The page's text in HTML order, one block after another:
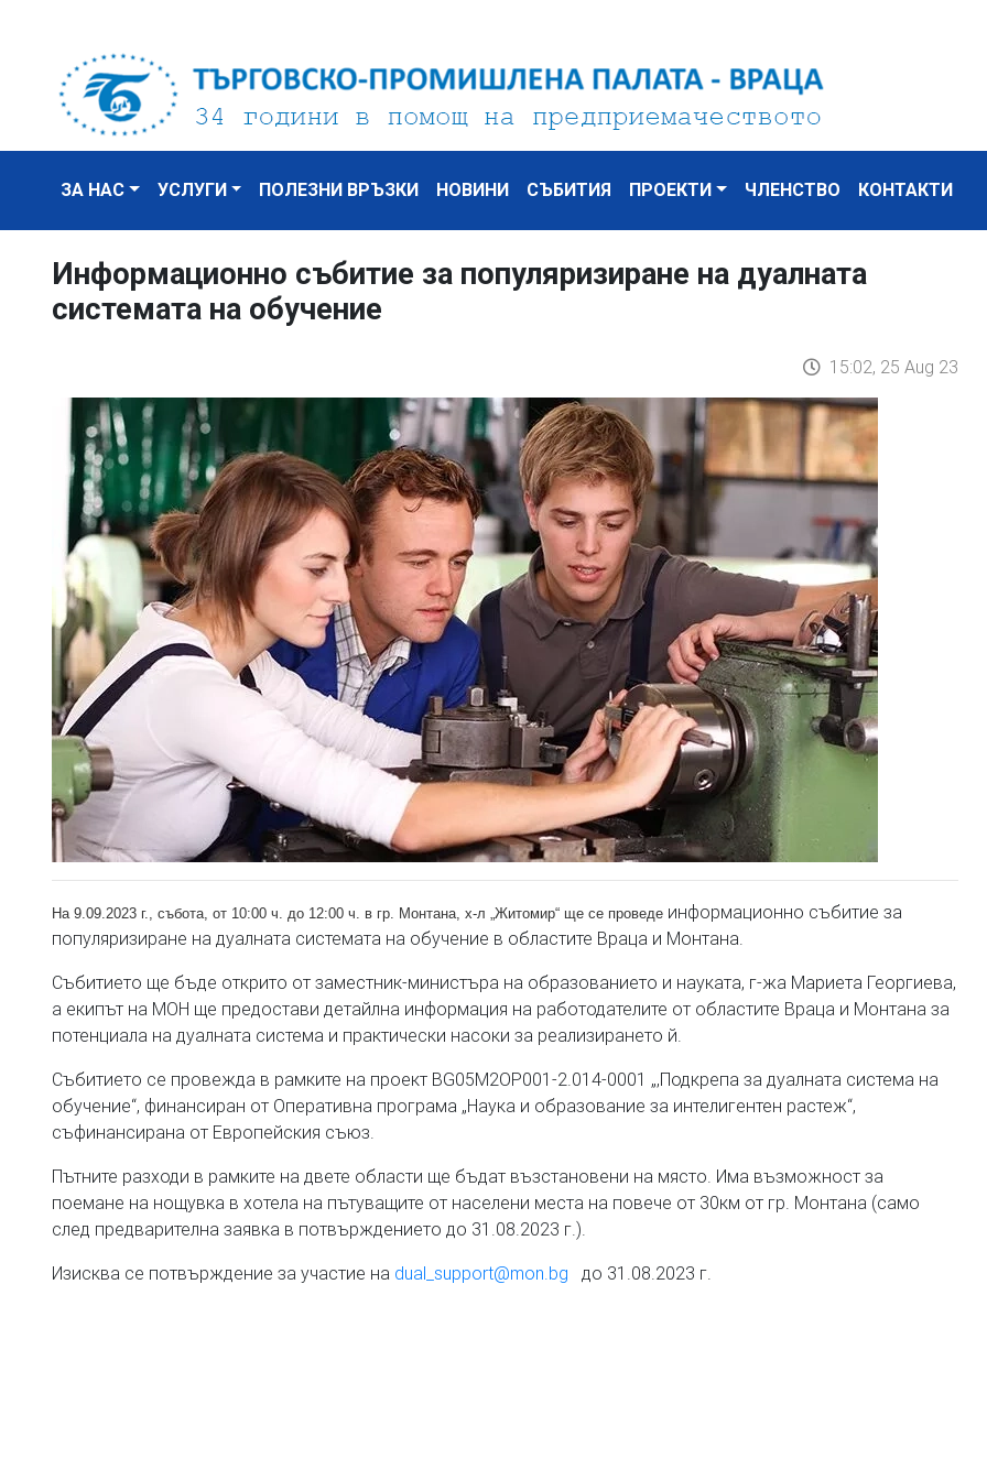
ЗА НАС УСЛУГИ ПОЛЕЗНИ ВРЪЗКИ НОВИНИ СЪБИТИЯ ПРОЕКТИ ЧЛЕНСТВО КОНТАКТИ
Информационно събитие за популяризиране на дуалната
системата на обучение
15:02, 25 Aug 23
На 9.09.2023 г., събота, от 10:00 ч. до 12:00 ч. в гр. Монтана, х-л „Житомир“ ще се проведе информационно събитие за
популяризиране на дуалната системата на обучение в областите Враца и Монтана.
Събитието ще бъде открито от заместник-министъра на образованието и науката, г-жа Мариета Георгиева,
а екипът на МОН ще предостави детайлна информация на работодателите от областите Враца и Монтана за
потенциала на дуалната система и практически насоки за реализирането й.
Събитието се провежда в рамките на проект BG05M2ОP001-2.014-0001 „,Подкрепа за дуалната система на
обучение“, финансиран от Оперативна програма „Наука и образование за интелигентен растеж“,
съфинансирана от Европейския съюз.
Пътните разходи в рамките на двете области ще бъдат възстановени на място. Има възможност за
поемане на нощувка в хотела на пътуващите от населени места на повече от 30км от гр. Монтана (само
след предварителна заявка в потвърждението до 31.08.2023 г.).
Изисква се потвърждение за участие на dual_support@mon.bg до 31.08.2023 г.